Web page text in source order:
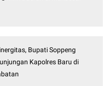
Bupati Soppeng
Kapolres Baru di